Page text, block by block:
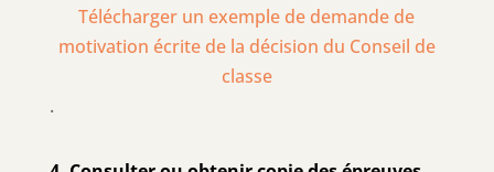
Télécharger un exemple de demande de
motivation écrite de la décision du Conseil de
classe
.